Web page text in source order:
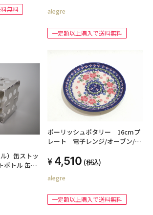
無料 alegre
一定額以上購入で送料無料
）缶ストッ
ボトル 缶ビ
飲み物収
ポーリッシュポタリー 16cmプ
レート 電子レンジ/オーブン/食
4,510 (税込)
alegre
一定額以上購入で送料無料